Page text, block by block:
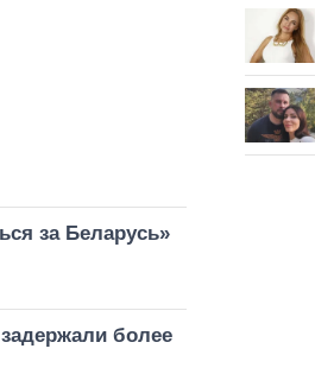
за Беларусь»
более